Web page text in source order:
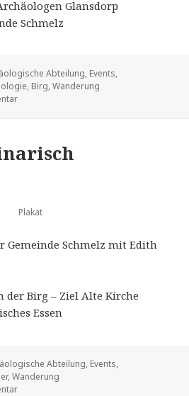
Glansdorp
Schmelz
Abteilung, Events,
, Birg,Wanderung
zu Birg-Wanderung 2012
Plakat
Gemeinde Schmelz mit Edith
der Birg – Ziel Alte Kirche
Essen
Abteilung, Events,
,Wanderung
zu Römer kulinarisch